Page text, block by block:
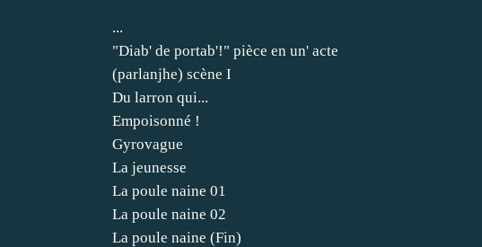
...
"Diab' de portab'!" pièce en un' acte
(parlanjhe) scène I
Du larron qui...
Empoisonné !
Gyrovague
La jeunesse
La poule naine 01
La poule naine 02
La poule naine (Fin)